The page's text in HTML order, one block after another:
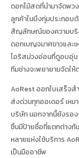
ดอกไม้สดที่นำมาจัดพว
ลูกค้าในบึงกุ่มประกอบ
สัญลักษณ์ของความบริ
ดอกเบญจมาศขาวและ
ไอริสม่วงอ่อนที่ดูอบอุ่น
ทีมช่างจะพยายามจัดใ
AoRest ออกใบเสร็จส
ส่งด่วนทุกออเดอร์ เหม
บริษัท นอกจากนี้ยังรอ
ชิ้นมีป้ายชื่อที่แตกต่างกั
หลายแห่งใช้บริการ
เป็นมืออาชีพ